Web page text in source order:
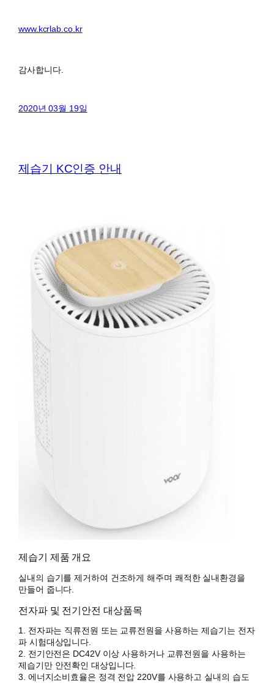
www.kcrlab.co.kr
감사합니다.
2020년 03월 19일
제습기 KC인증 안내
제습기 제품 개요
실내의 습기를 제거하여 건조하게 해주며 쾌적한 실내환경을
만들어 줍니다.
전자파 및 전기안전 대상품목
1. 전자파는 직류전원 또는 교류전원을 사용하는 제습기는 전자
파 시험대상입니다.
2. 전기안전은 DC42V 이상 사용하거나 교류전원을 사용하는
제습기만 안전확인 대상입니다.
3. 에너지소비효율은 정격 전압 220V를 사용하고 실내의 습도